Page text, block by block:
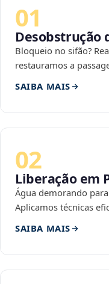
01
Desobstrução
Bloqueio no sifão?
restauramos a
SAIBA MAIS
02
Liberação em
Água demorando
Aplicamos técnicas
SAIBA MAIS